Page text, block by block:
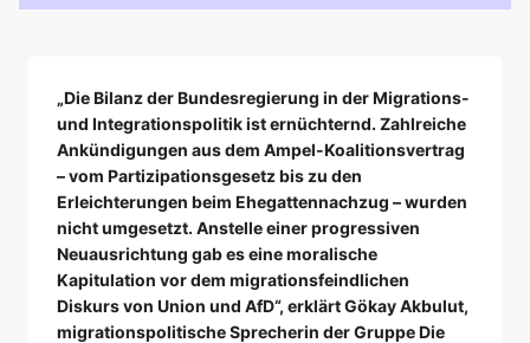
„Die Bilanz der Bundesregierung in der Migrations-
und Integrationspolitik ist ernüchternd. Zahlreiche
Ankündigungen aus dem Ampel-Koalitionsvertrag
– vom Partizipationsgesetz bis zu den
Erleichterungen beim Ehegattennachzug – wurden
nicht umgesetzt. Anstelle einer progressiven
Neuausrichtung gab es eine moralische
Kapitulation vor dem migrationsfeindlichen
Diskurs von Union und AfD“, erklärt Gökay Akbulut,
migrationspolitische Sprecherin der Gruppe Die